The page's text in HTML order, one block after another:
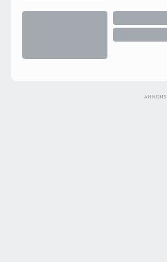
ANNONS